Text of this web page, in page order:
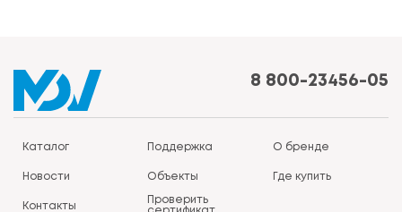
8 800-23456-05
Каталог Поддержка О бренде
Новости Объекты Где купить
Контакты
Проверить